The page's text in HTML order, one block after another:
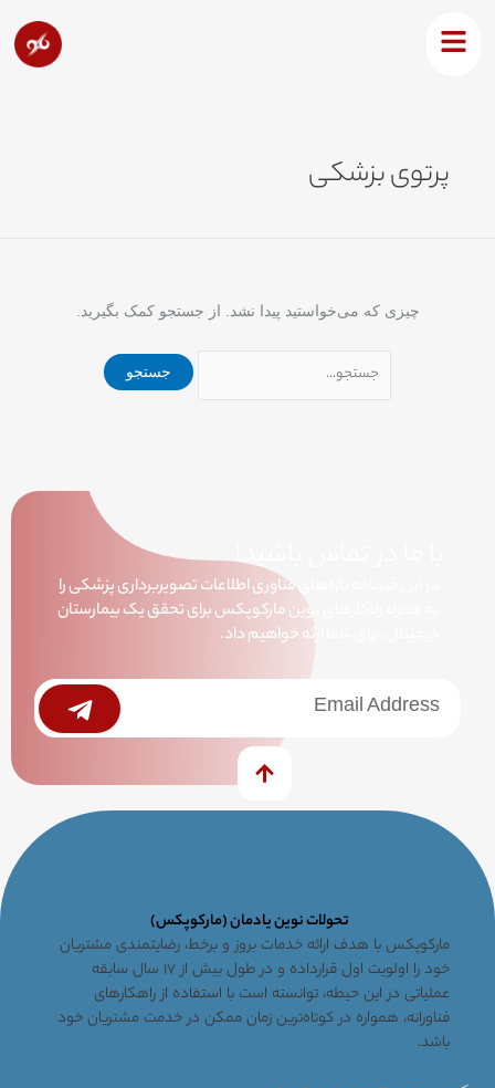
پرتوی بزشکی
چیزی که می‌خواستید پیدا نشد. از جستجو کمک بگیرید.
با ما در تماس باشید!
در این خبرنامه تازه‌های فناوری اطلاعات تصویربرداری پزشکی را
به همراه راه‌کارهای نوین مارکوپکس برای تحقق یک بیمارستان
دیجیتال، برای شما ارئه خواهیم داد.
خبرنامه Submit
تحولات نوین یادمان (مارکوپکس)
مارکوپکس با هدف ارائه خدمات بروز و برخط، رضایتمندی مشتریان
خود را اولویت اول قرارداده و در طول بیش از ۱۷ سال سابقه
عملیاتی در این حیطه، توانسته است با استفاده از راهکارهای
فناورانه، همواره در کوتاه‌ترین زمان ممکن در خدمت مشتریان خود
باشد.